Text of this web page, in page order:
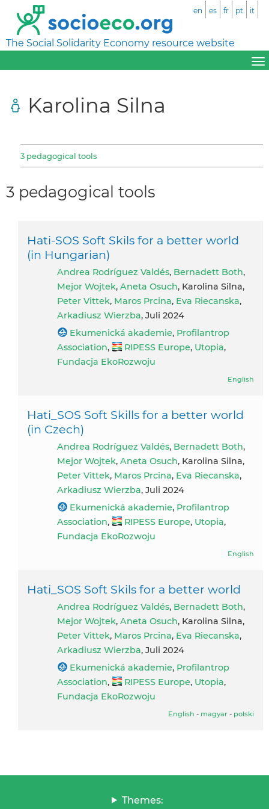
The Social Solidarity Economy resource website
en es fr pt it
Karolina Silna
3 pedagogical tools
3 pedagogical tools
Hati-SOS Soft Skils for a better world
(in Hungarian)
Andrea Rodríguez Valdés, Bernadett Both,
Mejor Wojtek, Aneta Osuch, Karolina Silna,
Peter Vittek, Maros Prcina, Eva Riecanska,
Arkadiusz Wierzba, Juli 2024
Ekumenická akademie, Profilantrop
Association, RIPESS Europe, Utopia,
Fundacja EkoRozwoju
English
Hati_SOS Soft Skills for a better world
(in Czech)
Andrea Rodríguez Valdés, Bernadett Both,
Mejor Wojtek, Aneta Osuch, Karolina Silna,
Peter Vittek, Maros Prcina, Eva Riecanska,
Arkadiusz Wierzba, Juli 2024
Ekumenická akademie, Profilantrop
Association, RIPESS Europe, Utopia,
Fundacja EkoRozwoju
English
Hati_SOS Soft Skils for a better world
Andrea Rodríguez Valdés, Bernadett Both,
Mejor Wojtek, Aneta Osuch, Karolina Silna,
Peter Vittek, Maros Prcina, Eva Riecanska,
Arkadiusz Wierzba, Juli 2024
Ekumenická akademie, Profilantrop
Association, RIPESS Europe, Utopia,
Fundacja EkoRozwoju
English - magyar - polski
Themes: